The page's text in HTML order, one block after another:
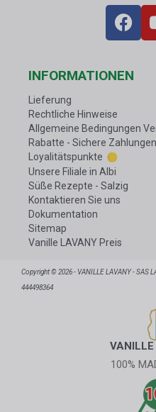
INFORMATIONEN
Lieferung
Rechtliche Hinweise
Allgemeine Bedingungen
Rabatte - Sichere Zahlungen
Loyalitätspunkte
Unsere Filiale in Albi
Süße Rezepte - Salzig
Kontaktieren Sie uns
Dokumentation
Sitemap
Vanille LAVANY Preis
Copyright © 2026 - VANILLE LAVANY - SAS
444498364
VANILLE
100%